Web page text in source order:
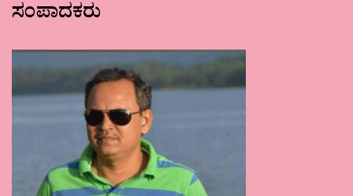
ಸಂಪಾದಕರು